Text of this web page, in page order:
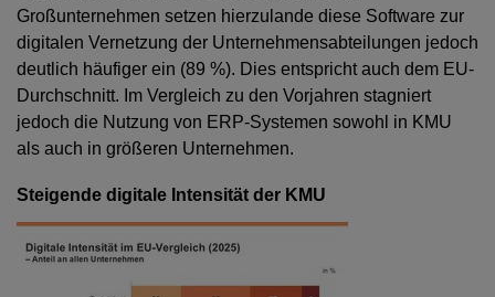
Großunternehmen setzen hierzulande diese Software zur
digitalen Vernetzung der Unternehmensabteilungen jedoch
deutlich häufiger ein (89 %). Dies entspricht auch dem EU-
Durchschnitt. Im Vergleich zu den Vorjahren stagniert
jedoch die Nutzung von ERP-Systemen sowohl in KMU
als auch in größeren Unternehmen.
Steigende digitale Intensität der KMU